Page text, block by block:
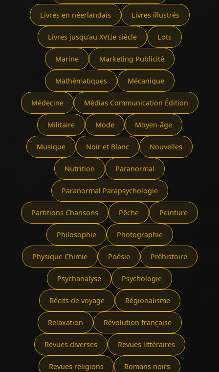
Livres en néerlandais Livres illustrés
Livres jusqu'au XVIIe siècle Lots
Marine Marketing Publicité
Mathématiques Mécanique
Médecine Médias Communication Édition
Militaire Mode Moyen-âge
Musique Noir et Blanc Nouvelles
Nutrition Paranormal
Paranormal Parapsychologie
Partitions Chansons Pêche Peinture
Philosophie Photographie
Physique Chimie Poésie Préhistoire
Psychanalyse Psychologie
Récits de voyage Régionalisme
Relaxation Révolution française
Revues diverses Revues littéraires
Revues religions Romans noirs